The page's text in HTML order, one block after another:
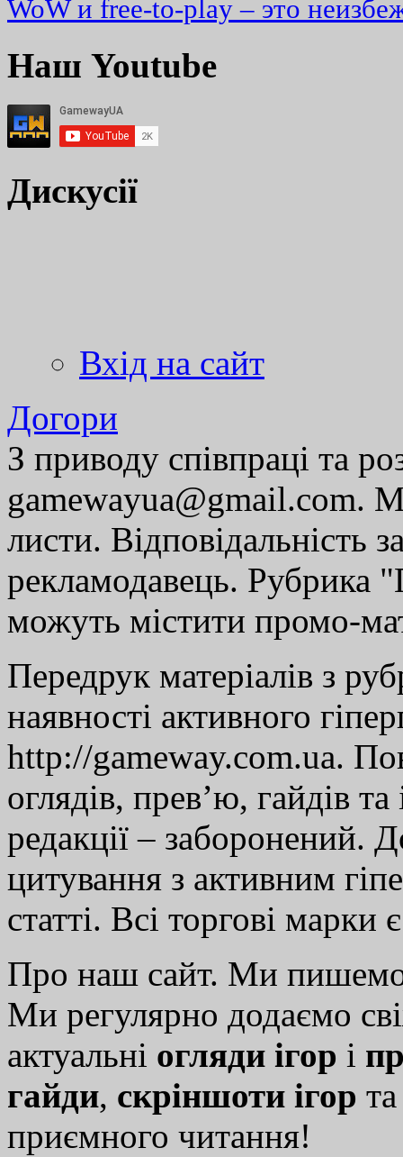
WoW и free-to-play – это
Наш Youtube
Дискусії
Вхід на сайт
Догори
З приводу співпраці та
gamewayua@gmail.com.
листи. Відповідальність
рекламодавець. Рубрика
можуть містити промо-
Передрук матеріалів з
наявності активного
http://gameway.com.ua.
оглядів, прев’ю, гайдів
редакції – заборонений.
цитування з активним
статті. Всі торгові марки
Про наш сайт. Ми
Ми регулярно додаємо
актуальні огляди ігор і
гайди, скріншоти ігор
приємного читання!